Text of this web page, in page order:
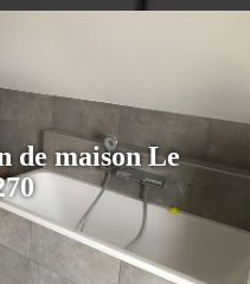
de maison Le